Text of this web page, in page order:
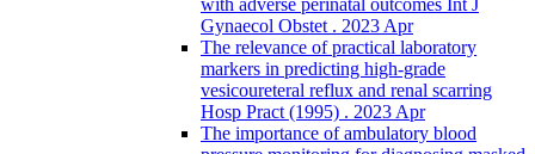
Gynaecol Obstet . 2023 Apr
The relevance of practical laboratory
markers in predicting high-grade
vesicoureteral reflux and renal scarring
Hosp Pract (1995) . 2023 Apr
The importance of ambulatory blood